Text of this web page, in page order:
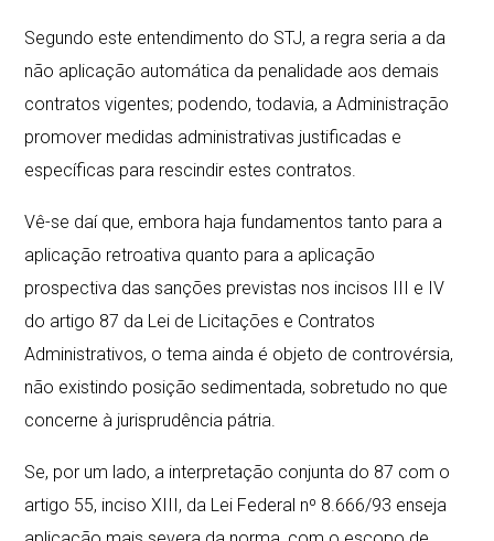
Segundo este entendimento do STJ, a regra seria a da
não aplicação automática da penalidade aos demais
contratos vigentes; podendo, todavia, a Administração
promover medidas administrativas justificadas e
específicas para rescindir estes contratos.
Vê-se daí que, embora haja fundamentos tanto para a
aplicação retroativa quanto para a aplicação
prospectiva das sanções previstas nos incisos III e IV
do artigo 87 da Lei de Licitações e Contratos
Administrativos, o tema ainda é objeto de controvérsia,
não existindo posição sedimentada, sobretudo no que
concerne à jurisprudência pátria.
Se, por um lado, a interpretação conjunta do 87 com o
artigo 55, inciso XIII, da Lei Federal nº 8.666/93 enseja